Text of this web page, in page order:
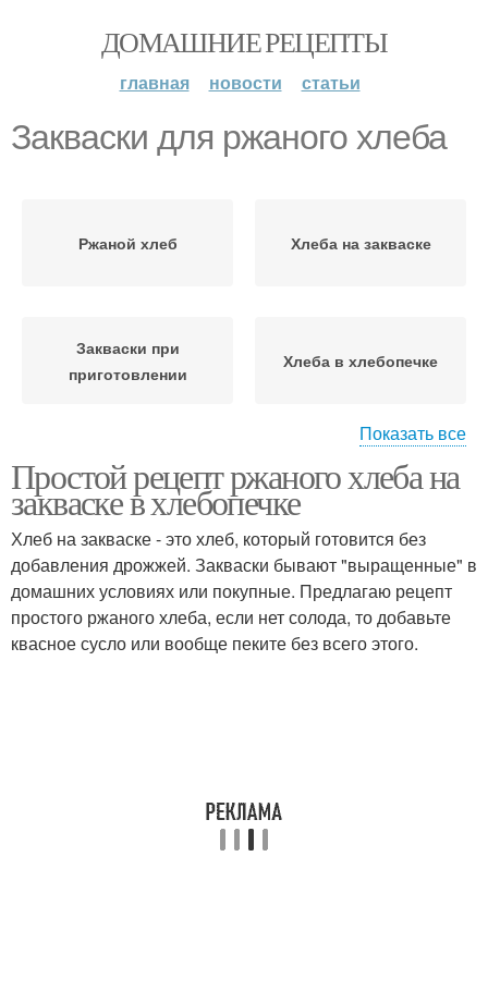
ДОМАШНИЕ РЕЦЕПТЫ
главная новости статьи
Закваски для ржаного хлеба
Ржаной хлеб Хлеба на закваске
Закваски при
приготовлении
Хлеба в хлебопечке
Ржаная мука Хлеб на закваске
Показать все
Простой рецепт ржаного хлеба на
закваске в хлебопечке
Хлеб на закваске - это хлеб, который готовится без
добавления дрожжей. Закваски бывают "выращенные" в
домашних условиях или покупные. Предлагаю рецепт
простого ржаного хлеба, если нет солода, то добавьте
квасное сусло или вообще пеките без всего этого.